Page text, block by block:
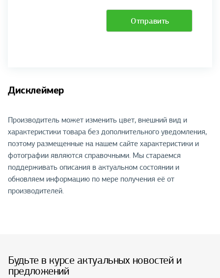
Отправить
Дисклеймер
Производитель может изменить цвет, внешний вид и
характеристики товара без дополнительного уведомления,
поэтому размещенные на нашем сайте характеристики и
фотографии являются справочными. Мы стараемся
поддерживать описания в актуальном состоянии и
обновляем информацию по мере получения её от
производителей.
Будьте в курсе актуальных новостей и
предложений